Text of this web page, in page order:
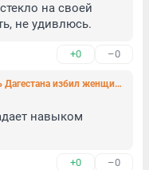
на своей
не удивлюсь.
+0 –0
Просили не класть ноги на стол. Житель Дагестана избил женщин в кафе в Астрахани
навыком
+0 –0